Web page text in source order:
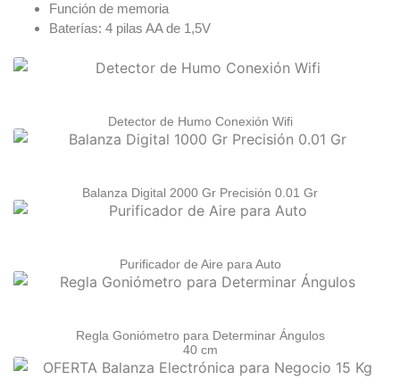
Función de memoria
Baterías: 4 pilas AA de 1,5V
Detector de Humo Conexión Wifi
Balanza Digital 2000 Gr Precisión 0.01 Gr
Purificador de Aire para Auto
Regla Goniómetro para Determinar Ángulos
40 cm